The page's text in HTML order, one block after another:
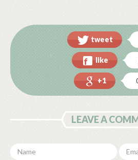
tweet
like
+1
LEAVE A